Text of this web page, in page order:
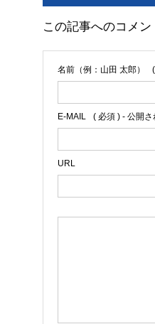
この記事へのコメン
名前（例：山田 太郎）
E-MAIL ( 必須 ) - 公開
URL